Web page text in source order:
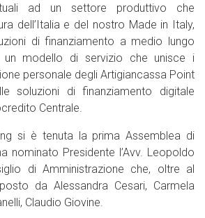
ad un settore produttivo che
dell’Italia e del nostro Made in Italy,
di finanziamento a medio lungo
un modello di servizio che unisce i
personale degli Artigiancassa Point
soluzioni di finanziamento digitale
Centrale.
si è tenuta la prima Assemblea di
nominato Presidente l’Avv. Leopoldo
di Amministrazione che, oltre al
da Alessandra Cesari, Carmela
Claudio Giovine.